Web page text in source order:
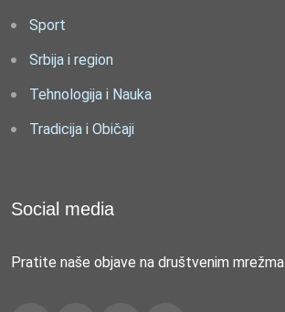
Sport
Srbija i region
Tehnologija i Nauka
Tradicija i Običaji
Social media
Pratite naše objave na društvenim mrežma